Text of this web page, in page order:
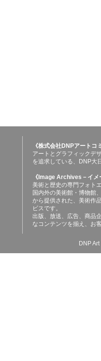
《株式会社DNPアート
アートとグラフィックデ
を追求している、DNP大
《Image Archives－イ
美術と歴史の専門フォト
国内外の美術館・博物館
から提供された、美術作
ビスです。
出版、放送、広告、商品
なコンテンツを揃え、お
DNP